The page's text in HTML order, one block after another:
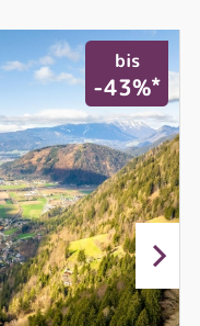
bis
-43%*